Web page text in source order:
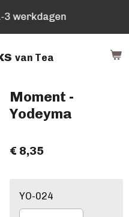
van Tea
3 werkdagen
Moment -
Yodeyma
€ 8,35
YO-024